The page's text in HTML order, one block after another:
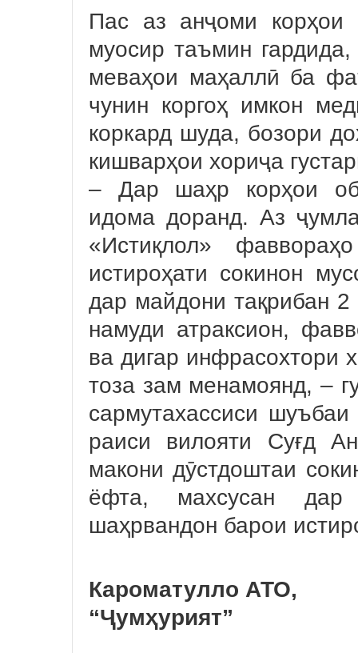
Пас аз анҷоми корҳои
муосир таъмин
меваҳои маҳаллӣ ба
чунин коргоҳ имкон
коркард шуда, бозори
кишварҳои хориҷа
– Дар шаҳр корҳои
идома доранд. Аз
«Истиқлол»
истироҳати сокинон
дар майдони тақрибан 2
намуди атраксион,
ва дигар инфрасохтори
тоза зам менамоянд, –
сармутахассиси
раиси вилояти Суғд
макони дӯстдоштаи
ёфта, махсусан
шаҳрвандон барои
Кароматулло АТО,
“Ҷумҳурият”